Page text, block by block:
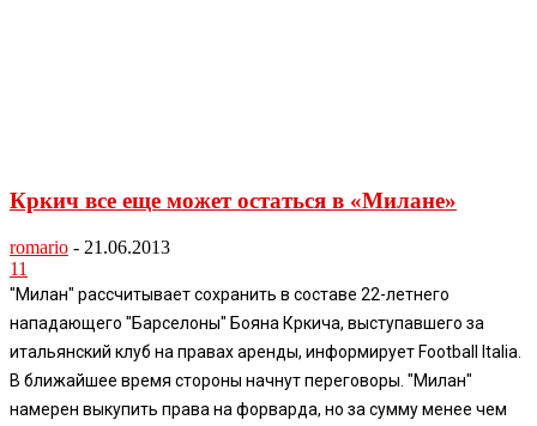
Кркич все еще может остаться в «Милане»
romario - 21.06.2013
11
"Милан" рассчитывает сохранить в составе 22-летнего
нападающего "Барселоны" Бояна Кркича, выступавшего за
итальянский клуб на правах аренды, информирует Football Italia.
В ближайшее время стороны начнут переговоры. "Милан"
намерен выкупить права на форварда, но за сумму менее чем